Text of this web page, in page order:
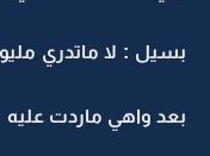
بسيل : لا ماتدري
بعد واهي ماردت عليه